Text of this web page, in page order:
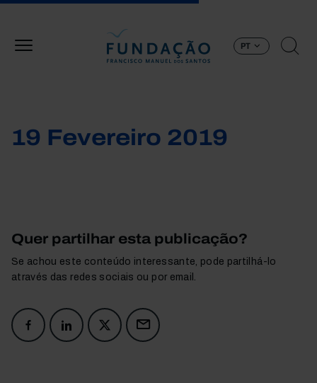
PT
19 Fevereiro 2019
Quer partilhar esta publicação?
Se achou este conteúdo interessante, pode partilhá-lo
através das redes sociais ou por email.